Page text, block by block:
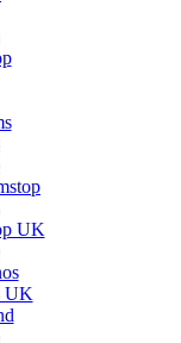
UK
UK